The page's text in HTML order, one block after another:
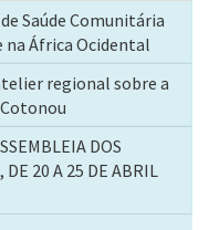
Saúde Comunitária
na África Ocidental
regional sobre a
DOS
DE 20 A 25 DE ABRIL